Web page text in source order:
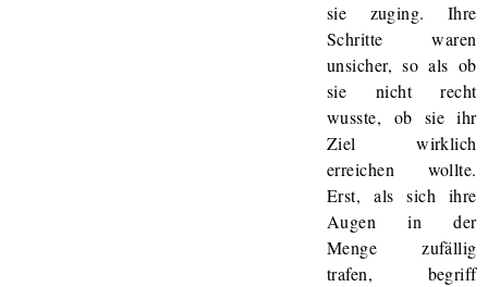
sie zuging. Ihre
Schritte waren
unsicher, so als ob
sie nicht recht
wusste, ob sie ihr
Ziel wirklich
erreichen wollte.
Erst, als sich ihre
Augen in der
Menge zufällig
trafen, begriff